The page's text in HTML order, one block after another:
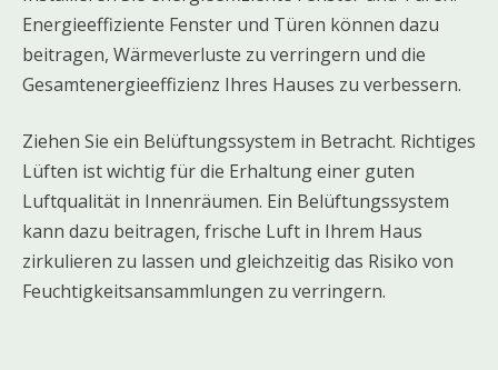
Energieeffiziente Fenster und Türen können dazu
beitragen, Wärmeverluste zu verringern und die
Gesamtenergieeffizienz Ihres Hauses zu verbessern.
Ziehen Sie ein Belüftungssystem in Betracht. Richtiges
Lüften ist wichtig für die Erhaltung einer guten
Luftqualität in Innenräumen. Ein Belüftungssystem
kann dazu beitragen, frische Luft in Ihrem Haus
zirkulieren zu lassen und gleichzeitig das Risiko von
Feuchtigkeitsansammlungen zu verringern.